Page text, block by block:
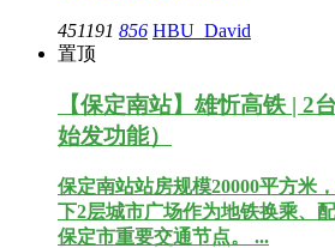
451191 856 HBU_David
置顶
【保定南站】雄忻高铁 | 2
始发功能）
保定南站站房规模20000平方米
下2层城市广场作为地铁换乘、
保定市重要交通节点。 ...